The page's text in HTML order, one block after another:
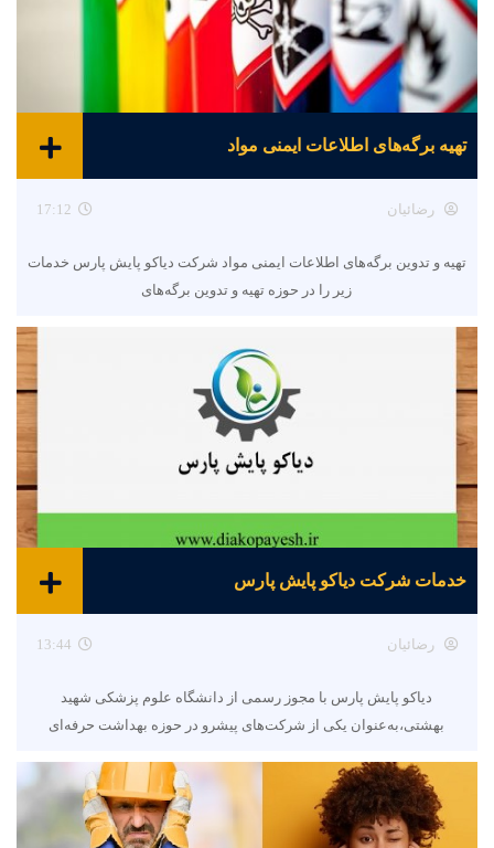
تهیه برگه‌های اطلاعات ایمنی مواد
رضائیان 17:12
تهیه و تدوین برگه‌های اطلاعات ایمنی مواد شرکت دیاکو پایش پارس خدمات
زیر را در حوزه تهیه و تدوین برگه‌های
خدمات شرکت دیاکو پایش پارس
رضائیان 13:44
دیاکو پایش پارس با مجوز رسمی از دانشگاه علوم پزشکی شهید
بهشتی،به‌عنوان یکی از شرکت‌های پیشرو در حوزه بهداشت حرفه‌ای